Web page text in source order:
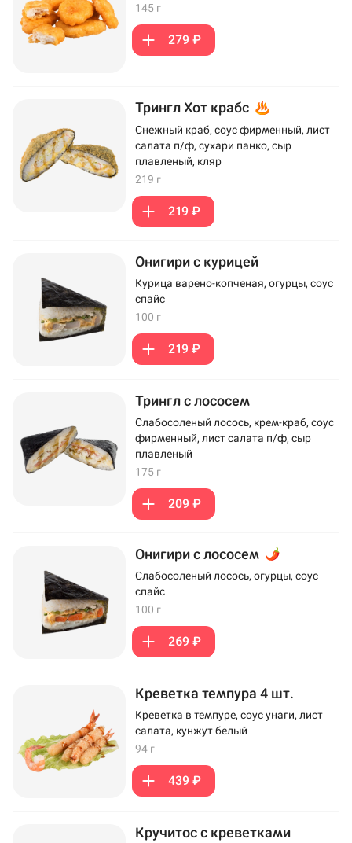
145 г
279 ₽
Трингл Хот крабс
Снежный краб, соус фирменный, лист
салата п/ф, сухари панко, сыр
плавленый, кляр
219 г
219 ₽
Онигири с курицей
Курица варено-копченая, огурцы, соус
спайс
100 г
219 ₽
Трингл с лососем
Слабосоленый лосось, крем-краб, соус
фирменный, лист салата п/ф, сыр
плавленый
175 г
209 ₽
Онигири с лососем
Слабосоленый лосось, огурцы, соус
спайс
100 г
269 ₽
Креветка темпура 4 шт.
Креветка в темпуре, соус унаги, лист
салата, кунжут белый
94 г
439 ₽
Кручитос с креветками